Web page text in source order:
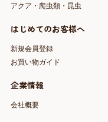
アクア・爬虫類・昆虫
はじめてのお客様へ
新規会員登録
お買い物ガイド
企業情報
会社概要